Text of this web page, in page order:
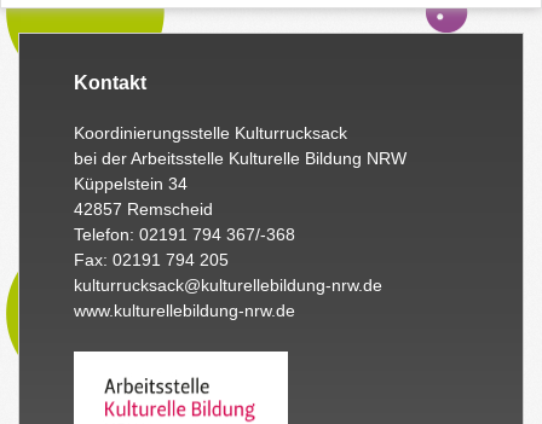
Kontakt
Koordinierungsstelle Kulturrucksack
bei der Arbeitsstelle Kulturelle Bildung NRW
Küppelstein 34
42857 Remscheid
Telefon: 02191 794 367/-368
Fax: 02191 794 205
kulturrucksack@kulturellebildung-nrw.de
www.kulturellebildung-nrw.de